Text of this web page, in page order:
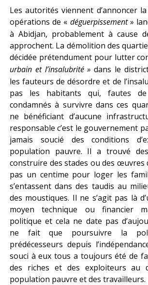
Les autorités viennent d’annoncer
opérations de « déguerpissement»
à Abidjan, probablement à cause
approchent. La démolition des
décidée prétendument pour lutter
urbain et l’insalubrité » dans le
les fauteurs de désordre et de
pas les habitants qui, fautes
condamnés à survivre dans ces
ne bénéficiant d’aucune
responsable c’est le gouvernement
jamais soucié des conditions
population pauvre. Il a trouvé
construire des stades ou des œuvres
pas un centime pour loger les
s’entassent dans des taudis au
des moustiques. Il ne s’agit pas là
moyen technique ou financier
politique et cela ne date pas
ne fait que poursuivre la
prédécesseurs depuis
souci à eux tous a toujours été de
des riches et des exploiteurs au
population pauvre et des travailleurs.